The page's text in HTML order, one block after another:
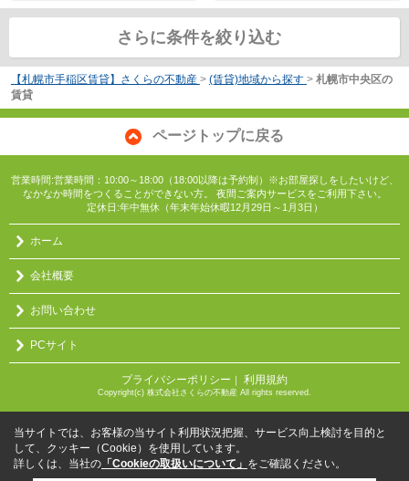
さらに条件を絞り込む
【札幌市手稲区賃貸】さくらの不動産 > (賃貸)地域から探す > 札幌市中央区の
賃貸
ページトップに戻る
営業時間:営業時間：10:00～18:00（18:00以降は予約制）※お部屋探しをしたいけど、
なかなか時間をつくることができない方。 夜間ご案内サービスをご利用下さい。
定休日:年中無休（年末年始休暇12月29日～1月3日）
ホーム
会社概要
お問い合わせ
PCサイト
プライバシーポリシー ｜ 利用規約
Copyright(c) 株式会社さくらの不動産 All rights reserved.
当サイトでは、お客様の当サイト利用状況把握、サービス向上検討を目的と
して、クッキー（Cookie）を使用しています。
詳しくは、当社の 「Cookieの取扱いについて」 をご確認ください。